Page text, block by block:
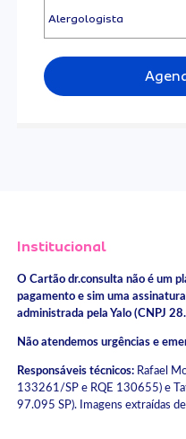
Institucional
O Cartão dr.consulta não é um
pagamento e sim uma
administrada pela Yalo (CNPJ
Não atendemos urgências e
Responsáveis técnicos:Rafael
133261/SP e RQE 130655) e
97.095 SP). Imagens extraídas